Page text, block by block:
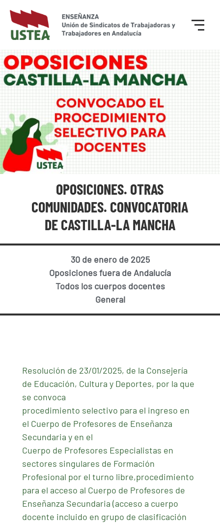
OPOSICIONES. OTRAS
COMUNIDADES. CONVOCATORIA
DE CASTILLA-LA MANCHA
30 de enero de 2025
Oposiciones fuera de Andalucía
Todos los cuerpos docentes
General
Resolución de 23/01/2025, de la Consejería
de Educación, Cultura y Deportes, por la que
se convoca
procedimiento selectivo para el ingreso en
el Cuerpo de Profesores de Enseñanza
Secundaria y en el
Cuerpo de Profesores Especialistas en
sectores singulares de Formación
Profesional por el turno libre,procedimiento
para el acceso al Cuerpo de Profesores de
Enseñanza Secundaria (acceso a cuerpo
docente incluido en grupo de clasificación